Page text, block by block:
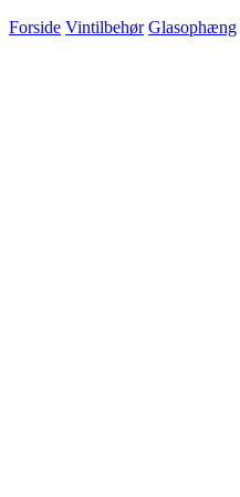
Forside Vintilbehør Glasophæng